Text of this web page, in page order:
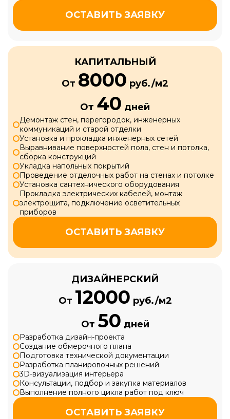
ОСТАВИТЬ ЗАЯВКУ
КАПИТАЛЬНЫЙ
От 8000 руб./м2
От 40 дней
Демонтаж стен, перегородок, инженерных
коммуникаций и старой отделки
Установка и прокладка инженерных сетей
Выравнивание поверхностей пола, стен и потолка,
сборка конструкций
Укладка напольных покрытий
Проведение отделочных работ на стенах и потолке
Установка сантехнического оборудования
Прокладка электрических кабелей, монтаж
электрощита, подключение осветительных
приборов
ОСТАВИТЬ ЗАЯВКУ
ДИЗАЙНЕРСКИЙ
От 12000 руб./м2
От 50 дней
Разработка дизайн-проекта
Создание обмерочного плана
Подготовка технической документации
Разработка планировочных решений
3D-визуализация интерьера
Консультации, подбор и закупка материалов
Выполнение полного цикла работ под ключ
ОСТАВИТЬ ЗАЯВКУ